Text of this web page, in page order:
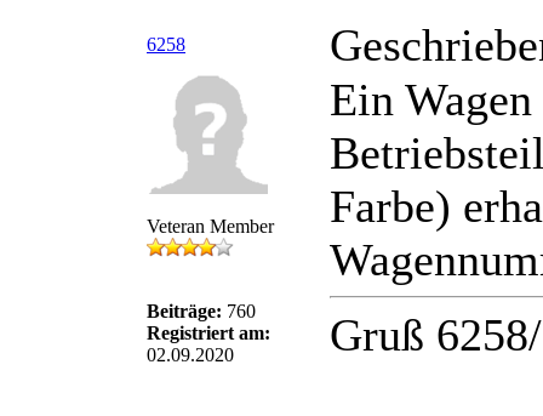
6258
Veteran Member
Beiträge: 760
Registriert am:
02.09.2020
Ein
Farbe)
Gruß